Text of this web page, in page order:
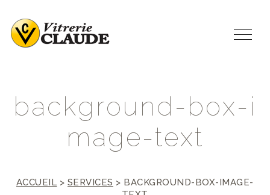
backg round-box-i
mage-text
ACCUEIL > SERVICES > BACKGROUND-BOX-IMAGE-